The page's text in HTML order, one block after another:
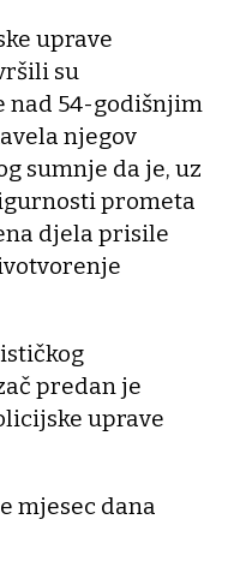
uprave
su
54-godišnjim
njegov
sumnje da je, uz
prometa
djela prisile
predan je
uprave
mjesec dana